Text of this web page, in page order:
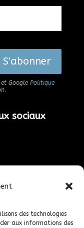
des technologies
aux informations des
S'abonner
Google Politique
.
sociaux
de poursuivre